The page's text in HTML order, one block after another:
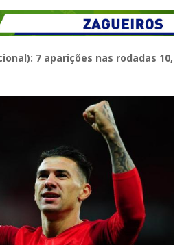
7 aparições nas rodadas 10,